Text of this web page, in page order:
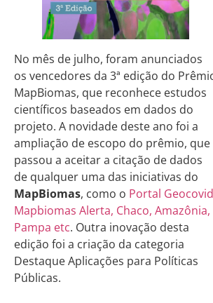
No mês de julho, foram anunciados
os vencedores da 3ª edição do
MapBiomas, que reconhece estudos
científicos baseados em dados do
projeto. A novidade deste ano foi a
ampliação de escopo do prêmio, que
passou a aceitar a citação de dados
de qualquer uma das iniciativas do
MapBiomas, como o Portal Geocovid
Mapbiomas Alerta, Chaco, Amazônia,
Pampa etc. Outra inovação desta
edição foi a criação da categoria
Destaque Aplicações para Políticas
Públicas.